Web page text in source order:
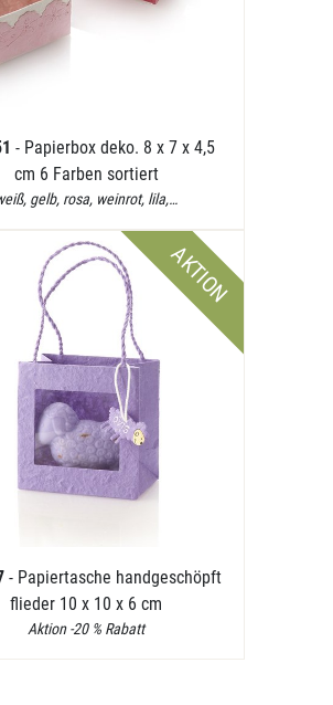
- Papierbox deko. 8 x 7 x 4,5
cm 6 Farben sortiert
gelb, rosa, weinrot, lila,…
AKTION
- Papiertasche handgeschöpft
flieder 10 x 10 x 6 cm
Aktion -20 % Rabatt